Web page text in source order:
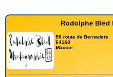
Rodolphe Bled
58 route de Bernadets
64160
Maucor